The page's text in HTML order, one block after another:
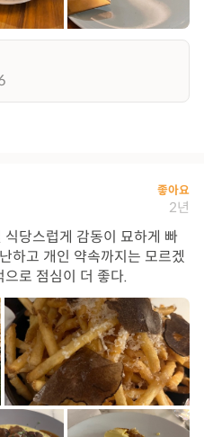
좋아요
2년
당스럽게 감동이 묘하게 빠
하고 개인 약속까지는 모르겠
로 점심이 더 좋다.